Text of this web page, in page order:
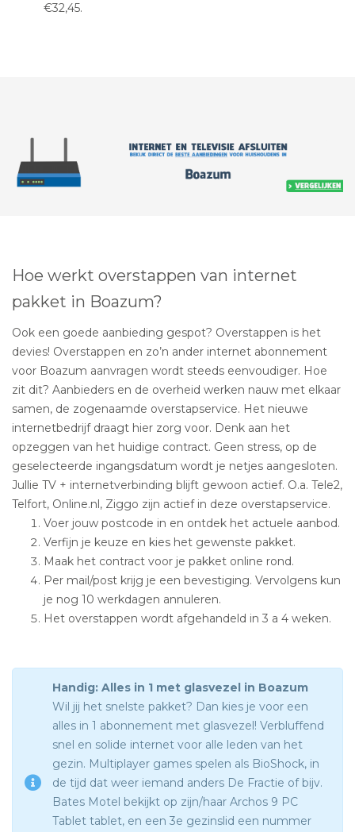
€32,45.
Hoe werkt overstappen van internet
pakket in Boazum?
Ook een goede aanbieding gespot? Overstappen is het
devies! Overstappen en zo’n ander internet abonnement
voor Boazum aanvragen wordt steeds eenvoudiger. Hoe
zit dit? Aanbieders en de overheid werken nauw met elkaar
samen, de zogenaamde overstapservice. Het nieuwe
internetbedrijf draagt hier zorg voor. Denk aan het
opzeggen van het huidige contract. Geen stress, op de
geselecteerde ingangsdatum wordt je netjes aangesloten.
Jullie TV + internetverbinding blijft gewoon actief. O.a. Tele2,
Telfort, Online.nl, Ziggo zijn actief in deze overstapservice.
Voer jouw postcode in en ontdek het actuele aanbod.
Verfijn je keuze en kies het gewenste pakket.
Maak het contract voor je pakket online rond.
Per mail/post krijg je een bevestiging. Vervolgens kun
je nog 10 werkdagen annuleren.
Het overstappen wordt afgehandeld in 3 a 4 weken.
Handig: Alles in 1 met glasvezel in Boazum
Wil jij het snelste pakket? Dan kies je voor een
alles in 1 abonnement met glasvezel! Verbluffend
snel en solide internet voor alle leden van het
gezin. Multiplayer games spelen als BioShock, in
de tijd dat weer iemand anders De Fractie of bijv.
Bates Motel bekijkt op zijn/haar Archos 9 PC
Tablet tablet, en een 3e gezinslid een nummer